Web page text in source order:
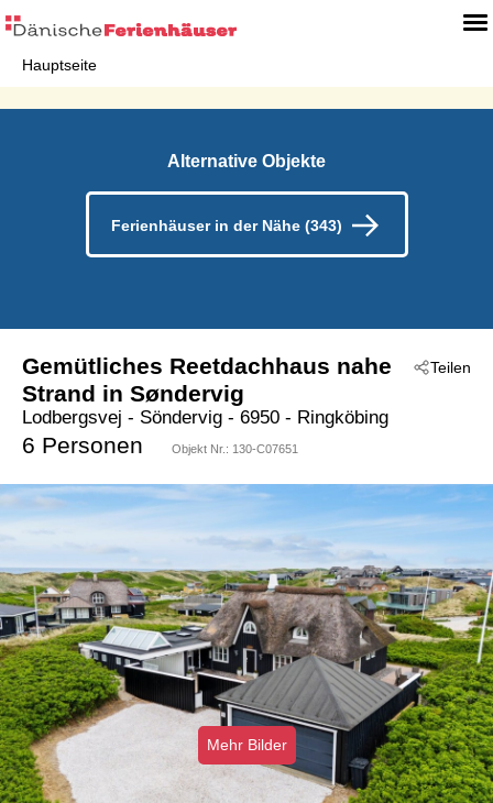
Hauptseite
Alternative Objekte
Ferienhäuser in der Nähe (343)
Teilen
Gemütliches Reetdachhaus nahe
Strand in Søndervig
Lodbergsvej - Söndervig - 6950 - Ringköbing
6 Personen Objekt Nr.: 130-C07651
Mehr Bilder